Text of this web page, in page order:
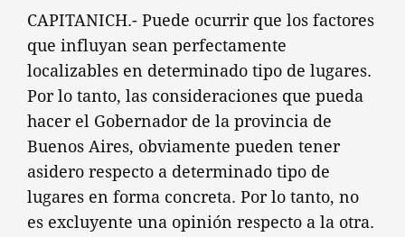
CAPITANICH.- Puede ocurrir que los factores
que influyan sean perfectamente
localizables en determinado tipo de lugares.
Por lo tanto, las consideraciones que pueda
hacer el Gobernador de la provincia de
Buenos Aires, obviamente pueden tener
asidero respecto a determinado tipo de
lugares en forma concreta. Por lo tanto, no
es excluyente una opinión respecto a la otra.